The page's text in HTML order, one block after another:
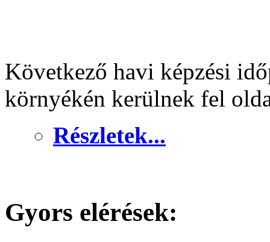
Következő havi képzési
környékén kerülnek fel
Részletek...
Gyors elérések: